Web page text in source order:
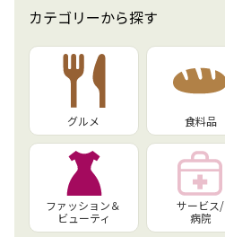
カテゴリーから探す
グルメ 食料品
ファッション＆
ビューティ
サービス/
病院